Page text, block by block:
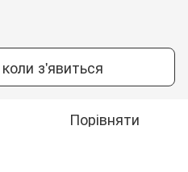
з'явиться
Порівняти